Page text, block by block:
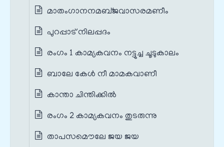
മാതംഗാനനമബ്‌ജവാസരമണീം
പുറപ്പാട് നിലപ്പദം
രംഗം 1 കാമ്യകവനം നട്ടുച്ച ചൂടുകാലം
ബാലേ കേള്‍ നീ മാമകവാണീ
കാന്താ ചിന്തിക്കില്‍
രംഗം 2 കാമ്യകവനം തുടരുന്നു
താപസമൌലേ ജയ ജയ